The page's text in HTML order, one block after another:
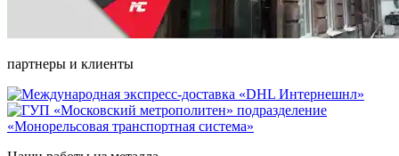
партнеры и клиенты